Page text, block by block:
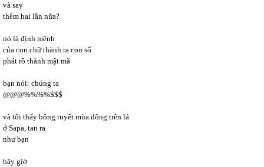
và say
thêm hai lần nữa?
nó là định mệnh
của con chữ thành ra con số
phát rồ thành mật mã
bạn nói: chúng ta
@@@%%%%$$$
và tôi thấy bông tuyết mùa đông trên lá
ở Sapa, tan ra
như bạn
bây giờ